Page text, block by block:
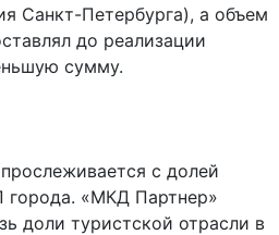
Санкт-Петербурга), а объем
до реализации
сумму.
с долей
города. «МКД Партнер»
доли туристской отрасли в